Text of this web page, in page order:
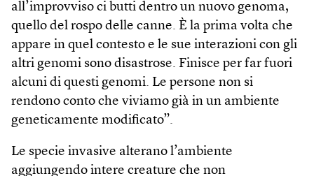
all’improvviso ci butti dentro un nuovo genoma,
quello del rospo delle canne. È la prima volta che
appare in quel contesto e le sue interazioni con gli
altri genomi sono disastrose. Finisce per far fuori
alcuni di questi genomi. Le persone non si
rendono conto che viviamo già in un ambiente
geneticamente modificato”.
Le specie invasive alterano l’ambiente
aggiungendo intere creature che non